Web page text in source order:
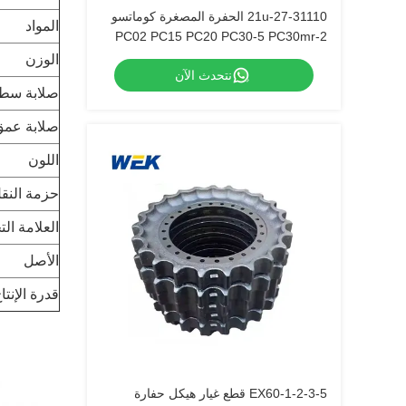
21u-27-31110 الحفرة المصغرة كوماتسو
PC02 PC15 PC20 PC30-5 PC30mr-2
PC30mr-3 PC40 PC50 PC60 PC60-5
PC75uu3 PC95r-2 PC60-7 ذراع
نتحدث الآن
EX60-1-2-3-5 قطع غيار هيكل حفارة
المواد
الوزن
صلابة
صلابة
اللون
حزمة
العلامة
الأصل
قدرة